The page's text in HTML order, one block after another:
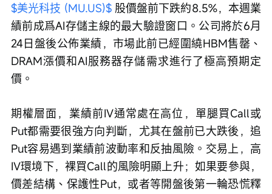
$美光科技 (MU.US)$ 股價盤前下跌約8.5%，本週業
績前成爲AI存儲主線的最大驗證窗口。公司將於6月
24日盤後公佈業績，市場此前已經圍繞HBM售罄、
DRAM漲價和AI服務器存儲需求進行了極高預期定
價。
期權層面，業績前IV通常處在高位，單腿買Call或
Put都需要很強方向判斷，尤其在盤前已大跌後，追
Put容易遇到業績前波動率和反抽風險。交易上，高
IV環境下，裸買Call的風險明顯上升；如果要參與，
價差結構、保護性Put，或者等開盤後第一輪恐慌釋